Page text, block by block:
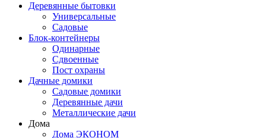
Деревянные бытовки
Универсальные
Садовые
Блок-контейнеры
Одинарные
Сдвоенные
Пост охраны
Дачные домики
Садовые домики
Деревянные дачи
Металлические дачи
Дома
Дома ЭКОНОМ